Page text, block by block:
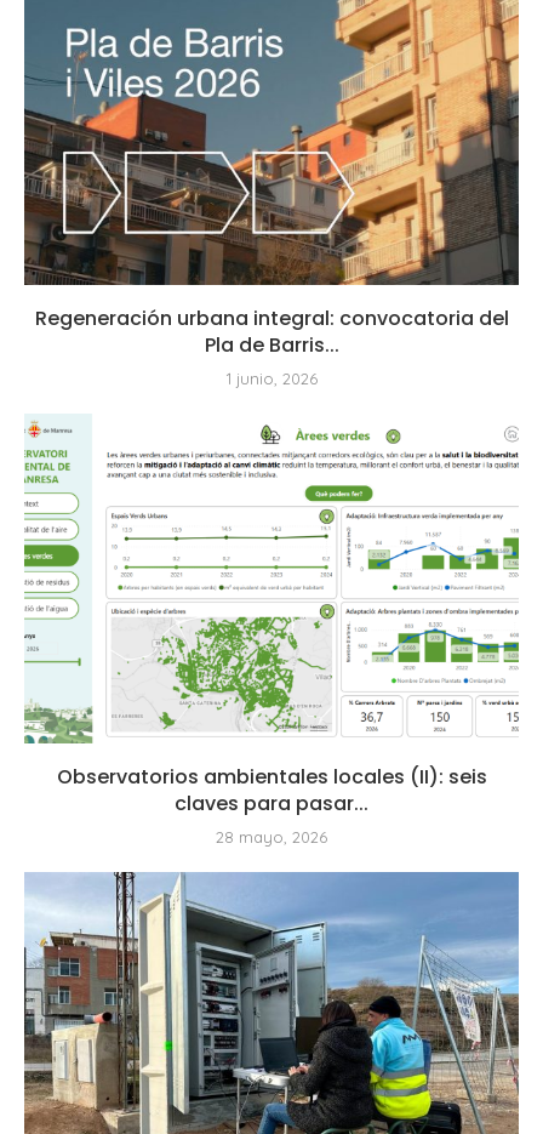
Regeneración urbana integral: convocatoria del
Pla de Barris...
1 junio, 2026
Observatorios ambientales locales (II): seis
claves para pasar...
28 mayo, 2026